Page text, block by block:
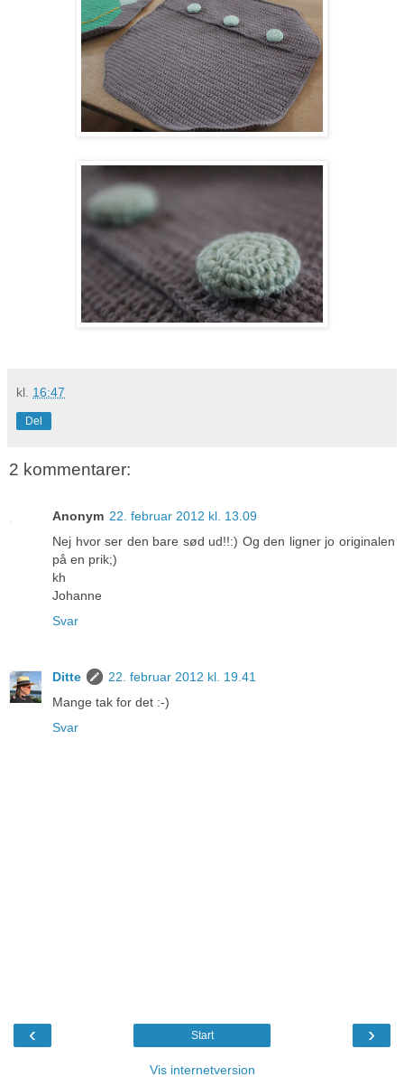
kl. 16:47
Del
2 kommentarer:
Anonym 22. februar 2012 kl. 13.09
Nej hvor ser den bare sød ud!!:) Og den ligner jo originalen
på en prik;)
kh
Johanne
Svar
Ditte
22. februar 2012 kl. 19.41
Mange tak for det :-)
Svar
‹ ›
Start
Vis internetversion